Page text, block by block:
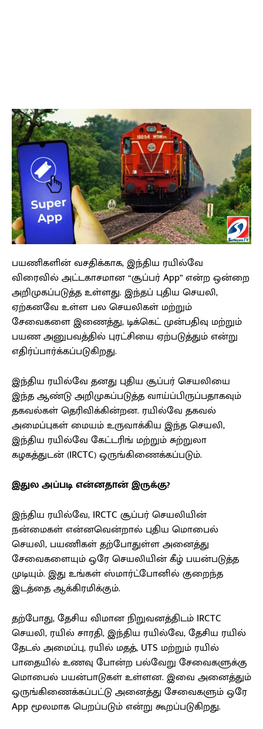
பயணிகளின் வசதிக்காக, இந்திய ரயில்வே
விரைவில் அட்டகாசமான “சூப்பர் App” என்ற ஒன்றை
அறிமுகப்படுத்த உள்ளது. இந்தப் புதிய செயலி,
ஏற்கனவே உள்ள பல செயலிகள் மற்றும்
சேவைகளை இணைத்து, டிக்கெட் முன்பதிவு மற்றும்
பயண அனுபவத்தில் புரட்சியை ஏற்படுத்தும் என்று
எதிர்ப்பார்க்கப்படுகிறது.
இந்திய ரயில்வே தனது புதிய சூப்பர் செயலியை
இந்த ஆண்டு அறிமுகப்படுத்த வாய்ப்பிருப்பதாகவும்
தகவல்கள் தெரிவிக்கின்றன. ரயில்வே தகவல்
அமைப்புகள் மையம் உருவாக்கிய இந்த செயலி,
இந்திய ரயில்வே கேட்டரிங் மற்றும் சுற்றுலா
கழகத்துடன் (IRCTC) ஒருங்கிணைக்கப்படும்.
இதுல அப்படி என்னதான் இருக்கு?
இந்திய ரயில்வே, IRCTC சூப்பர் செயலியின்
நன்மைகள் என்னவென்றால் புதிய மொபைல்
செயலி, பயணிகள் தற்போதுள்ள அனைத்து
சேவைகளையும் ஒரே செயலியின் கீழ் பயன்படுத்த
முடியும். இது உங்கள் ஸ்மார்ட்போனில் குறைந்த
இடத்தை ஆக்கிரமிக்கும்.
தற்போது, ​​தேசிய விமான நிறுவனத்திடம் IRCTC
செயலி, ரயில் சாரதி, இந்திய ரயில்வே, தேசிய ரயில்
தேடல் அமைப்பு, ரயில் மதத், UTS மற்றும் ரயில்
பாதையில் உணவு போன்ற பல்வேறு சேவைகளுக்கு
மொபைல் பயன்பாடுகள் உள்ளன. இவை அனைத்தும்
ஒருங்கிணைக்கப்பட்டு அனைத்து சேவைகளும் ஒரே
App மூலமாக பெறப்படும் என்று கூறப்படுகிறது.